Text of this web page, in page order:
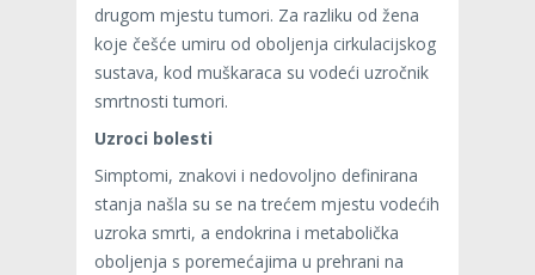
drugom mjestu tumori. Za razliku od žena
koje češće umiru od oboljenja cirkulacijskog
sustava, kod muškaraca su vodeći uzročnik
smrtnosti tumori.
Uzroci bolesti
Simptomi, znakovi i nedovoljno definirana
stanja našla su se na trećem mjestu vodećih
uzroka smrti, a endokrina i metabolička
oboljenja s poremećajima u prehrani na